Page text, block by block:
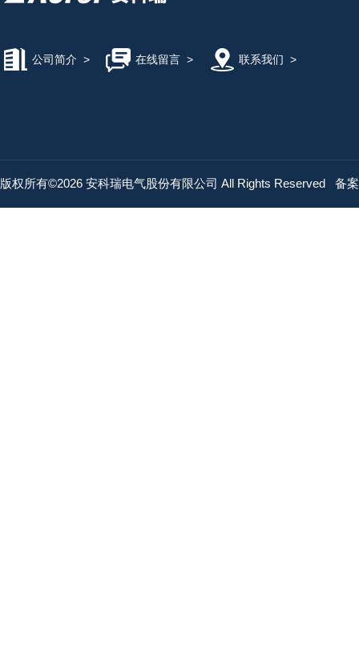
公司简介 > 在线留言> 联系我们 >
版权所有©2026 安科瑞电气股份有限公司 All Rights Reserved 备